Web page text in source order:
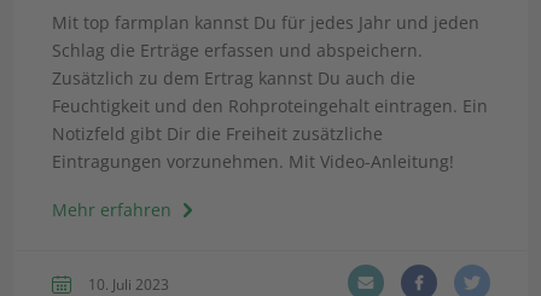
Mit top farmplan kannst Du für jedes Jahr und jeden
Schlag die Erträge erfassen und abspeichern.
Zusätzlich zu dem Ertrag kannst Du auch die
Feuchtigkeit und den Rohproteingehalt eintragen. Ein
Notizfeld gibt Dir die Freiheit zusätzliche
Eintragungen vorzunehmen. Mit Video-Anleitung!
Mehr erfahren
10. Juli 2023